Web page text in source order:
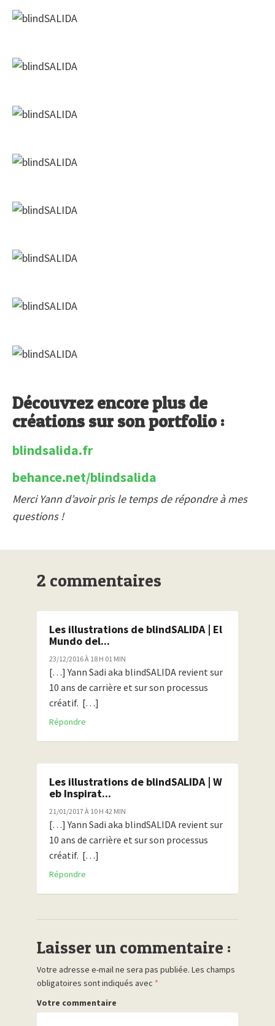
Découvrez encore plus de
créations sur son portfolio :
blindsalida.fr
behance.net/blindsalida
Merci Yann d’avoir pris le temps de répondre à mes
questions !
2 commentaires
Les illustrations de blindSALIDA | El
Mundo del...
23/12/2016 À 18 H 01 MIN
[…] Yann Sadi aka blindSALIDA revient sur
10 ans de carrière et sur son processus
créatif. […]
Répondre
Les illustrations de blindSALIDA | W
eb Inspirat...
21/01/2017 À 10 H 42 MIN
[…] Yann Sadi aka blindSALIDA revient sur
10 ans de carrière et sur son processus
créatif. […]
Répondre
Laisser un commentaire :
Votre adresse e-mail ne sera pas publiée. Les champs
obligatoires sont indiqués avec *
Votre commentaire